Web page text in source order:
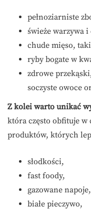
pełnoziarniste
świeże warzywa i
chude mięso,
ryby bogate w
zdrowe
soczyste owoce
Z kolei warto unikać
która często obfituje w
produktów, których
słodkości,
fast foody,
gazowane napoje,
białe pieczywo,